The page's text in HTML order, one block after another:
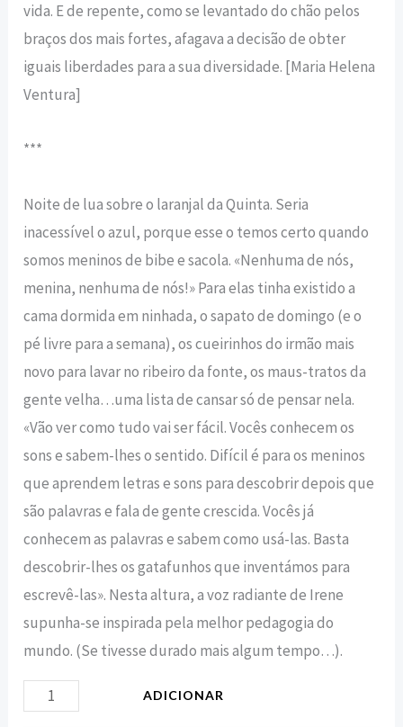
vida. E de repente, como se levantado do chão pelos
braços dos mais fortes, afagava a decisão de obter
iguais liberdades para a sua diversidade. [Maria Helena
Ventura]
***
Noite de lua sobre o laranjal da Quinta. Seria
inacessível o azul, porque esse o temos certo quando
somos meninos de bibe e sacola. «Nenhuma de nós,
menina, nenhuma de nós!» Para elas tinha existido a
cama dormida em ninhada, o sapato de domingo (e o
pé livre para a semana), os cueirinhos do irmão mais
novo para lavar no ribeiro da fonte, os maus-tratos da
gente velha…uma lista de cansar só de pensar nela.
«Vão ver como tudo vai ser fácil. Vocês conhecem os
sons e sabem-lhes o sentido. Difícil é para os meninos
que aprendem letras e sons para descobrir depois que
são palavras e fala de gente crescida. Vocês já
conhecem as palavras e sabem como usá-las. Basta
descobrir-lhes os gatafunhos que inventámos para
escrevê-las». Nesta altura, a voz radiante de Irene
supunha-se inspirada pela melhor pedagogia do
mundo. (Se tivesse durado mais algum tempo…).
ADICIONAR